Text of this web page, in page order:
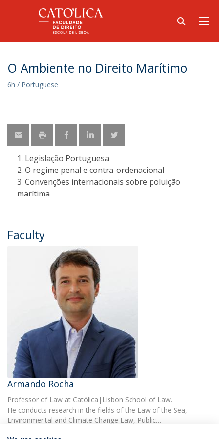
O Ambiente no Direito Marítimo
6h / Portuguese
Legislação Portuguesa
O regime penal e contra-ordenacional
Convenções internacionais sobre poluição
marítima
Faculty
Armando Rocha
Professor of Law at Católica|Lisbon School of Law.
He conducts research in the fields of the Law of the Sea,
Environmental and Climate Change Law, Public…